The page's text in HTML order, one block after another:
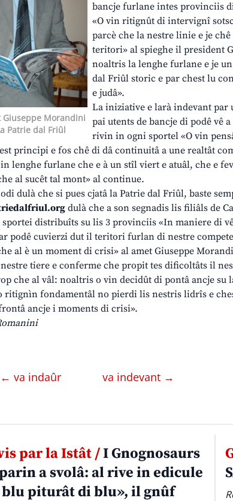
Morandini
Patrie dal Friûl
bancje furlane intes provinciis
«O vin ritignût di intervignî
parcè che la nestre linie e je
teritori» al spieghe il president
noaltris la lenghe furlane e je
dal Friûl storic e par chest lu
e judâ».
La iniziative e larà indevant par
pai utents de bancje di podê vê
rivin in ogni sportel «O vin
principi e fos chê di dâ continuitâ a une realtât
lenghe furlane che e à un stîl viert e atuâl, che e
al sucêt tal mont» al continue.
dulà che si pues cjatâ la Patrie dal Friûl, baste
dulà che a son segnadis lis filiâls de
sportei distribuîts su lis 3 provinciis «In maniere di
podê cuvierzi dut il teritori furlan di nestre
al è un moment di crisi» al amet Giuseppe
tiere e conferme che propit tes dificoltâts il
che al vâl: noaltris o vin decidût di pontâ ancje
ritignìn fondamentâl no pierdi lis nestris lidrîs e
ancje i moments di crisi».
← va indaûr va indevant →
par la Istât /I Gnognosaurs
a svolâ: al rive in edicule
blu piturât di blu», il gnûf